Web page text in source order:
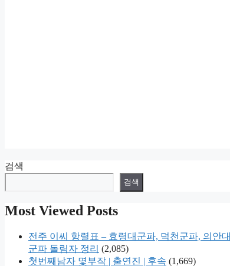
검색
검색
Most Viewed Posts
전주 이씨 항렬표 – 효령대군파, 덕천군파, 의안대
군파 돌림자 정리 (2,085)
첫번째남자 몇부작 | 출연진 | 후속 (1,669)